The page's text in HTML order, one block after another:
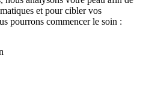
et pour cibler vos
pourrons commencer le soin :